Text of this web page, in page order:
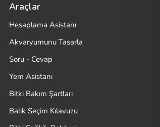
Araçlar
Hesaplama Asistanı
Akvaryumunu Tasarla
Soru - Cevap
Yem Asistanı
Bitki Bakım Şartları
Balık Seçim Kılavuzu